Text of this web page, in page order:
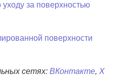
за поверхностью
поверхности
сетях:ВКонтакте,X